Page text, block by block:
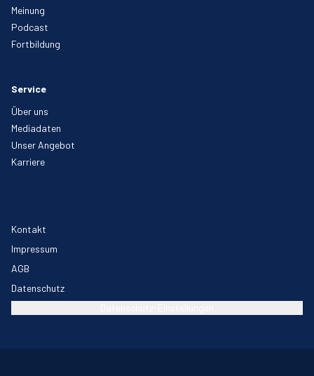
Meinung
Podcast
Fortbildung
Service
Über uns
Mediadaten
Unser Angebot
Karriere
Kontakt
Impressum
AGB
Datenschutz